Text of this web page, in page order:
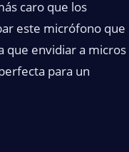
caro que los
este micrófono que
que envidiar a micros
para un